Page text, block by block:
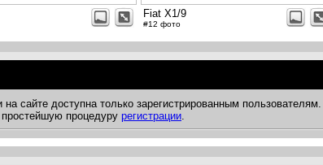
Fiat X1/9
#12 фото
сайте доступна только зарегистрированным пользователям.
простейшую процедуру регистрации.